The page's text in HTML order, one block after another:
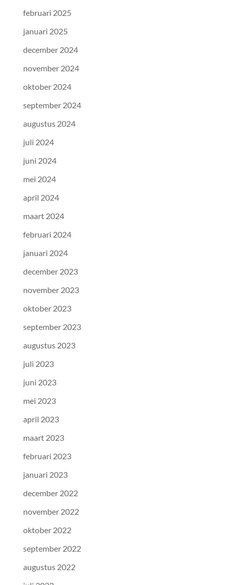
februari 2025
januari 2025
december 2024
november 2024
oktober 2024
september 2024
augustus 2024
juli 2024
juni 2024
mei 2024
april 2024
maart 2024
februari 2024
januari 2024
december 2023
november 2023
oktober 2023
september 2023
augustus 2023
juli 2023
juni 2023
mei 2023
april 2023
maart 2023
februari 2023
januari 2023
december 2022
november 2022
oktober 2022
september 2022
augustus 2022